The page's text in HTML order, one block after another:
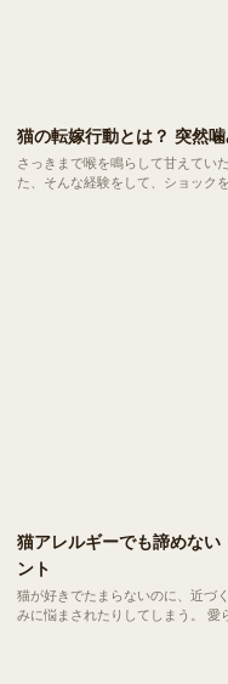
猫の転嫁行動とは？ 突然
さっきまで喉を鳴らして甘えてい
た、そんな経験をして、ショック
猫アレルギーでも諦めな
ント
猫が好きでたまらないのに、近づ
みに悩まされたりしてしまう。 愛らしい姿を遠くから見つめることしかできず、や